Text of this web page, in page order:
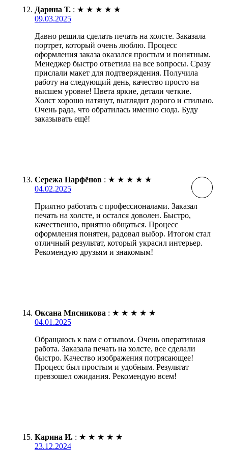
Дарина Т. : ★ ★ ★ ★ ★
09.03.2025
Давно решила сделать печать на холсте. Заказала
портрет, который очень люблю. Процесс
оформления заказа оказался простым и понятным.
Менеджер быстро ответила на все вопросы. Сразу
прислали макет для подтверждения. Получила
работу на следующий день, качество просто на
высшем уровне! Цвета яркие, детали четкие.
Холст хорошо натянут, выглядит дорого и стильно.
Очень рада, что обратилась именно сюда. Буду
заказывать ещё!
Сережа Парфёнов : ★ ★ ★ ★ ★
04.02.2025
Приятно работать с профессионалами. Заказал
печать на холсте, и остался доволен. Быстро,
качественно, приятно общаться. Процесс
оформления понятен, радовал выбор. Итогом стал
отличный результат, который украсил интерьер.
Рекомендую друзьям и знакомым!
Оксана Мясникова : ★ ★ ★ ★ ★
04.01.2025
Обращаюсь к вам с отзывом. Очень оперативная
работа. Заказала печать на холсте, все сделали
быстро. Качество изображения потрясающее!
Процесс был простым и удобным. Результат
превзошел ожидания. Рекомендую всем!
Карина И. : ★ ★ ★ ★ ★
23.12.2024